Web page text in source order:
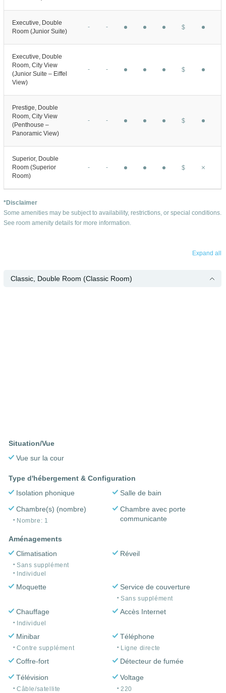
Executive, Double
Room (Junior Suite)
- - $
Executive, Double
Room, City View
(Junior Suite – Eiffel
View)
- - $
Prestige, Double
Room, City View
(Penthouse –
Panoramic View)
- - $
Superior, Double
Room (Superior
Room)
- - $
*Disclaimer
Some amenities may be subject to availability, restrictions, or special conditions.
See room amenity details for more information.
Expand all
Classic, Double Room (Classic Room)
Situation/Vue
Vue sur la cour
Type d'hébergement & Configuration
Isolation phonique
Salle de bain
Chambre(s) (nombre)
Nombre: 1
Chambre avec porte
communicante
Aménagements
Climatisation
Sans supplément
Individuel
Réveil
Moquette Service de couverture
Sans supplément
Chauffage
Individuel
Accès Internet
Minibar
Contre supplément
Téléphone
Ligne directe
Coffre-fort
Détecteur de fumée
Télévision
Câble/satellite
Voltage
220